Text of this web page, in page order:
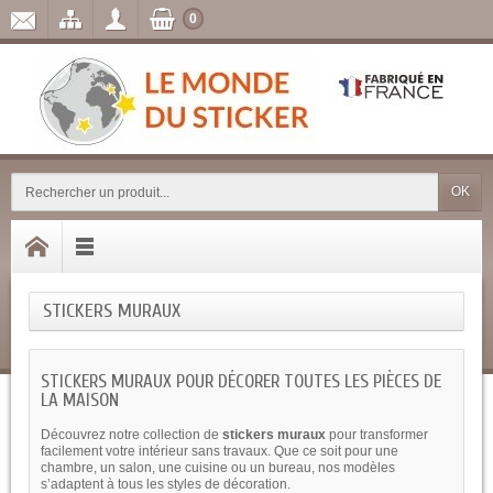
OK
0
STICKERS MURAUX
STICKERS MURAUX POUR DÉCORER TOUTES LES PIÈCES DE
LA MAISON
Découvrez notre collection de stickers muraux pour transformer
facilement votre intérieur sans travaux. Que ce soit pour une
chambre, un salon, une cuisine ou un bureau, nos modèles
s’adaptent à tous les styles de décoration.